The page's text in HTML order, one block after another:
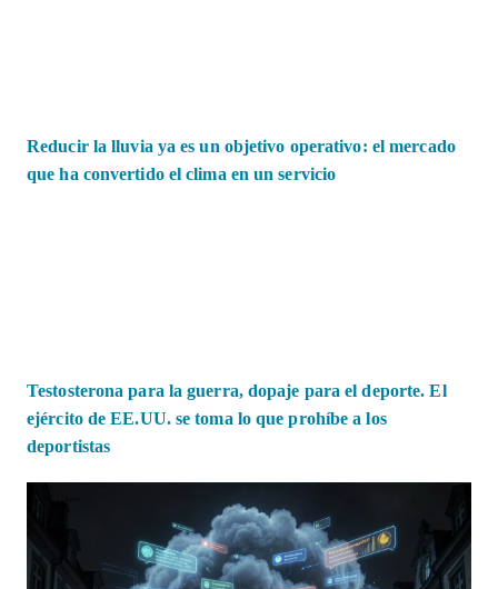
Reducir la lluvia ya es un objetivo operativo: el mercado
que ha convertido el clima en un servicio
Testosterona para la guerra, dopaje para el deporte. El
ejército de EE.UU. se toma lo que prohíbe a los
deportistas